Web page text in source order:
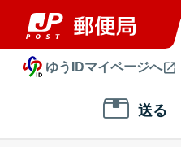
ゆうIDマイページへ
送る